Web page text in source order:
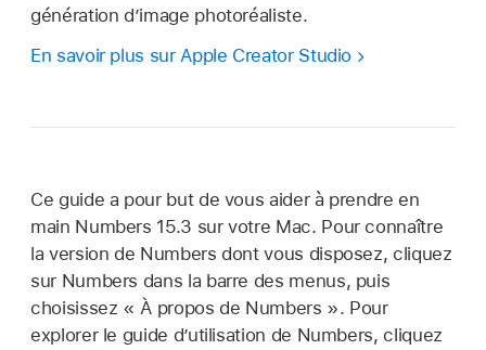
génération d’image photoréaliste.
En savoir plus sur Apple Creator Studio
Ce guide a pour but de vous aider à prendre en
main Numbers 15.3 sur votre Mac. Pour connaître
la version de Numbers dont vous disposez, cliquez
sur Numbers dans la barre des menus, puis
choisissez « À propos de Numbers ». Pour
explorer le guide d’utilisation de Numbers, cliquez